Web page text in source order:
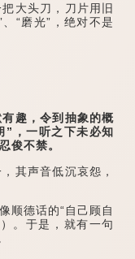
大头刀，刀片用旧
“磨光”，绝对不是
趣，令到抽象的概
一听之下未必知
俊不禁。
其声音低沉哀怨，
德话的“自己顾自
。于是，就有一句